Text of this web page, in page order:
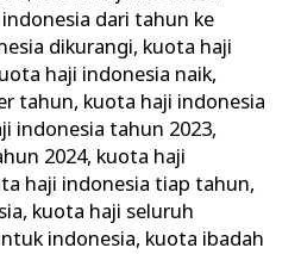
dari tahun ke
dikurangi, kuota haji
haji indonesia naik,
tahun, kuota haji indonesia
indonesia tahun 2023,
2024, kuota haji
haji indonesia tiap tahun,
, kuota haji seluruh
indonesia, kuota ibadah